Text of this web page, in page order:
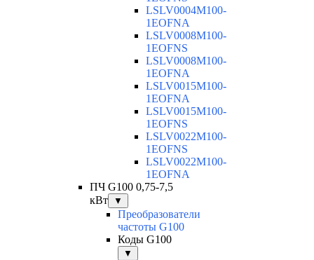
LSLV0004M100-
1EOFNA
LSLV0008M100-
1EOFNS
LSLV0008M100-
1EOFNA
LSLV0015M100-
1EOFNA
LSLV0015M100-
1EOFNS
LSLV0022M100-
1EOFNS
LSLV0022M100-
1EOFNA
ПЧ G100 0,75-7,5
кВт
▼
Преобразователи
частоты G100
Коды G100
▼